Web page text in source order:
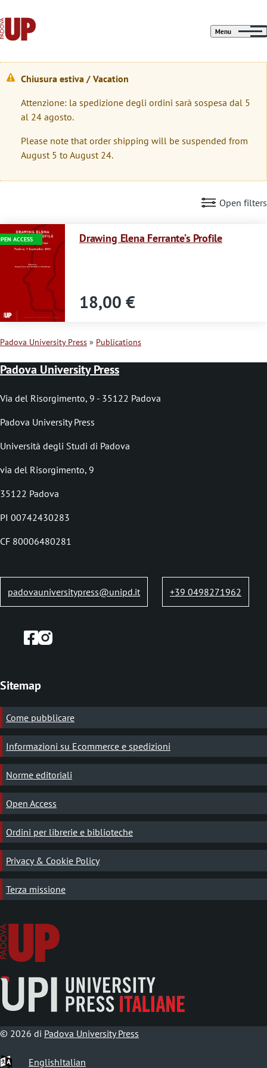
Menu
W
a
r
n
i
m
e
s
a
g
e
Chiusura estiva / Vacation
Attenzione: la spedizione degli ordini sarà sospesa dal 5
al 24 agosto.
Please note that order shipping will be suspended from
August 5 to August 24.
Open filters
ACCESS
Immagine Drawing Elena Ferrante’s Profile
18,00 €
B
r
e
a
d
c
u
m
b
Padova University Press Publications
Padova University Press
Via del Risorgimento, 9 - 35122 Padova
Padova University Press
Università degli Studi di Padova
via del Risorgimento, 9
35122 Padova
PI 00742430283
CF 80006480281
padovauniversitypress@unipd.it +39 0498271962
Sitemap
Come pubblicare
Informazioni su Ecommerce e spedizioni
Norme editoriali
Open Access
Ordini per librerie e biblioteche
Privacy & Cookie Policy
Terza missione
© 2026 di Padova University Press
EnglishItalian